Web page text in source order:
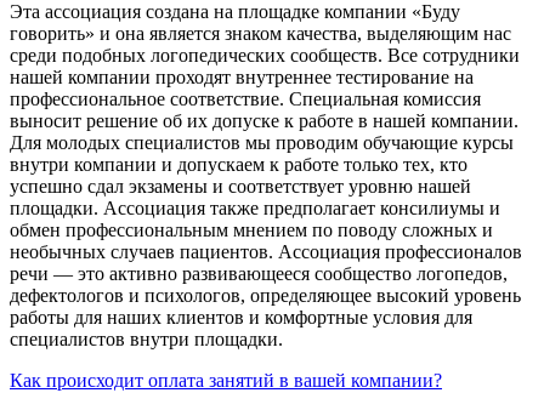
Эта ассоциация создана на площадке компании «Буду
говорить» и она является знаком качества, выделяющим нас
среди подобных логопедических сообществ. Все сотрудники
нашей компании проходят внутреннее тестирование на
профессиональное соответствие. Специальная комиссия
выносит решение об их допуске к работе в нашей компании.
Для молодых специалистов мы проводим обучающие курсы
внутри компании и допускаем к работе только тех, кто
успешно сдал экзамены и соответствует уровню нашей
площадки. Ассоциация также предполагает консилиумы и
обмен профессиональным мнением по поводу сложных и
необычных случаев пациентов. Ассоциация профессионалов
речи — это активно развивающееся сообщество логопедов,
дефектологов и психологов, определяющее высокий уровень
работы для наших клиентов и комфортные условия для
специалистов внутри площадки.
Как происходит оплата занятий в вашей компании?